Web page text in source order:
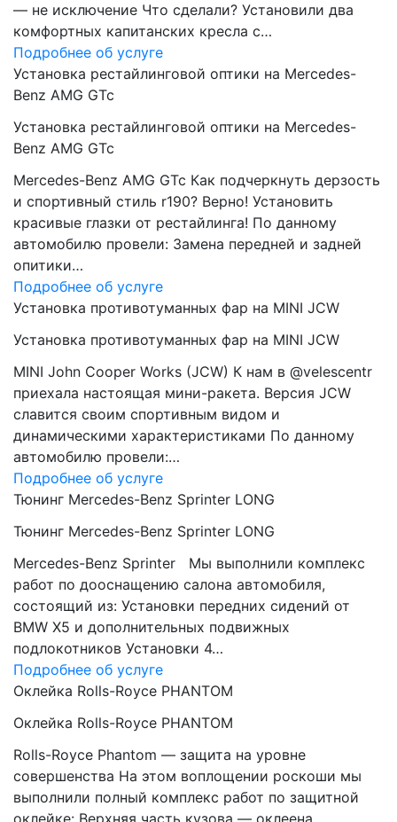
— не исключение Что сделали? Установили два
комфортных капитанских кресла с…
Подробнее об услуге
Установка рестайлинговой оптики на Mercedes-
Benz AMG GTc
Установка рестайлинговой оптики на Mercedes-
Benz AMG GTc
Mercedes-Benz AMG GTc Как подчеркнуть дерзость
и спортивный стиль r190? Верно! Установить
красивые глазки от рестайлинга! По данному
автомобилю провели: Замена передней и задней
опитики…
Подробнее об услуге
Установка противотуманных фар на MINI JCW
Установка противотуманных фар на MINI JCW
MINI John Cooper Works (JCW) К нам в @velescentr
приехала настоящая мини-ракета. Версия JCW
славится своим спортивным видом и
динамическими характеристиками По данному
автомобилю провели:…
Подробнее об услуге
Тюнинг Mercedes-Benz Sprinter LONG
Тюнинг Mercedes-Benz Sprinter LONG
Mercedes-Benz Sprinter Мы выполнили комплекс
работ по дооснащению салона автомобиля,
состоящий из: Установки передних сидений от
BMW Х5 и дополнительных подвижных
подлокотников Установки 4…
Подробнее об услуге
Оклейка Rolls-Royce PHANTOM
Оклейка Rolls-Royce PHANTOM
Rolls-Royce Phantom — защита на уровне
совершенства На этом воплощении роскоши мы
выполнили полный комплекс работ по защитной
оклейке: Верхняя часть кузова — оклеена